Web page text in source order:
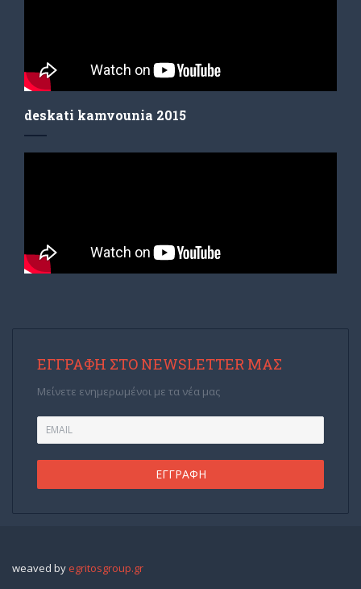
deskati kamvounia 2015
ΕΓΓΡΑΦΉ ΣΤΟ NEWSLETTER ΜΑΣ
Μείνετε ενημερωμένοι με τα νέα μας
weaved by egritosgroup.gr